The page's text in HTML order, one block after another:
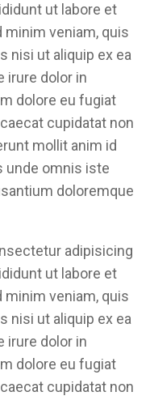
ut labore et
minim veniam, quis
nisi ut aliquip ex ea
irure dolor in
dolore eu fugiat
cupidatat non
mollit anim id
unde omnis iste
doloremque
adipisicing
ut labore et
minim veniam, quis
nisi ut aliquip ex ea
irure dolor in
dolore eu fugiat
cupidatat non